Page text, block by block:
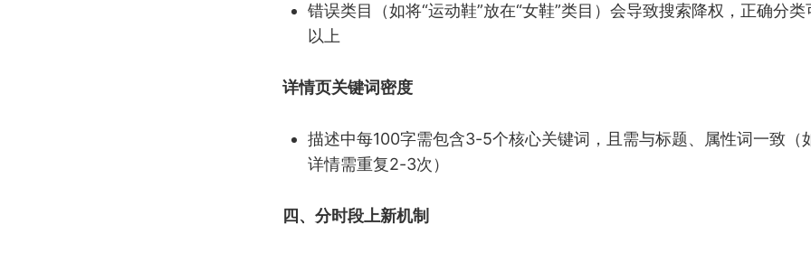
错误类目（如将“运动鞋”放在“女鞋”类目）会导致搜索降权，正确分类
以上
详情页关键词密度
描述中每100字需包含3-5个核心关键词，且需与标题、属性词一致（
详情需重复2-3次）
四、分时段上新机制